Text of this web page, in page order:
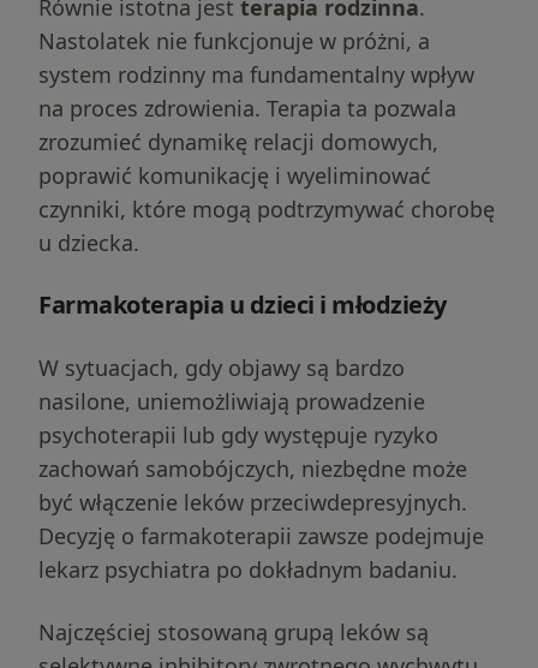
Równie istotna jest terapia rodzinna.
Nastolatek nie funkcjonuje w próżni, a
system rodzinny ma fundamentalny wpływ
na proces zdrowienia. Terapia ta pozwala
zrozumieć dynamikę relacji domowych,
poprawić komunikację i wyeliminować
czynniki, które mogą podtrzymywać chorobę
u dziecka.
Farmakoterapia u dzieci i młodzieży
W sytuacjach, gdy objawy są bardzo
nasilone, uniemożliwiają prowadzenie
psychoterapii lub gdy występuje ryzyko
zachowań samobójczych, niezbędne może
być włączenie leków przeciwdepresyjnych.
Decyzję o farmakoterapii zawsze podejmuje
lekarz psychiatra po dokładnym badaniu.
Najczęściej stosowaną grupą leków są